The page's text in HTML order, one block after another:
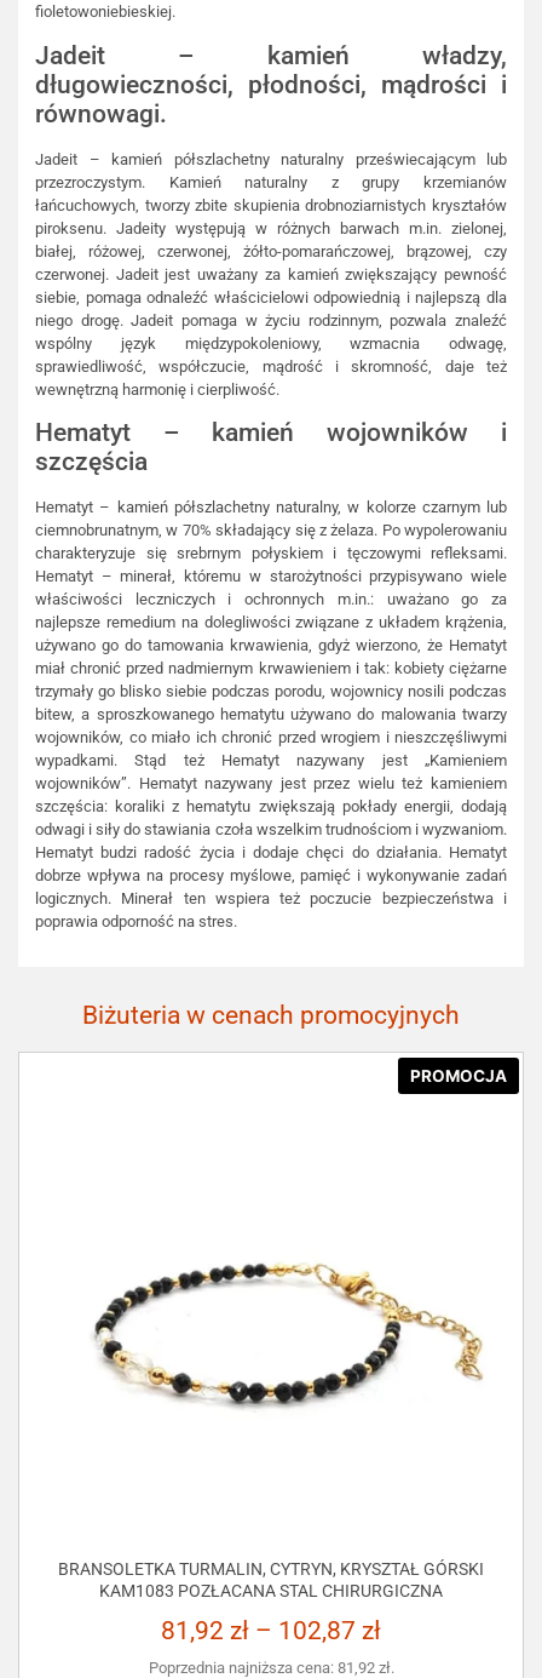
fioletowoniebieskiej.
Jadeit – kamień władzy,
długowieczności, płodności, mądrości i
równowagi.
Jadeit – kamień półszlachetny naturalny przeświecającym lub
przezroczystym. Kamień naturalny z grupy krzemianów
łańcuchowych, tworzy zbite skupienia drobnoziarnistych kryształów
piroksenu. Jadeity występują w różnych barwach m.in. zielonej,
białej, różowej, czerwonej, żółto-pomarańczowej, brązowej, czy
czerwonej. Jadeit jest uważany za kamień zwiększający pewność
siebie, pomaga odnaleźć właścicielowi odpowiednią i najlepszą dla
niego drogę. Jadeit pomaga w życiu rodzinnym, pozwala znaleźć
wspólny język międzypokoleniowy, wzmacnia odwagę,
sprawiedliwość, współczucie, mądrość i skromność, daje też
wewnętrzną harmonię i cierpliwość.
Hematyt – kamień wojowników i
szczęścia
Hematyt – kamień półszlachetny naturalny, w kolorze czarnym lub
ciemnobrunatnym, w 70% składający się z żelaza. Po wypolerowaniu
charakteryzuje się srebrnym połyskiem i tęczowymi refleksami.
Hematyt – minerał, któremu w starożytności przypisywano wiele
właściwości leczniczych i ochronnych m.in.: uważano go za
najlepsze remedium na dolegliwości związane z układem krążenia,
używano go do tamowania krwawienia, gdyż wierzono, że Hematyt
miał chronić przed nadmiernym krwawieniem i tak: kobiety ciężarne
trzymały go blisko siebie podczas porodu, wojownicy nosili podczas
bitew, a sproszkowanego hematytu używano do malowania twarzy
wojowników, co miało ich chronić przed wrogiem i nieszczęśliwymi
wypadkami. Stąd też Hematyt nazywany jest „Kamieniem
wojowników”. Hematyt nazywany jest przez wielu też kamieniem
szczęścia: koraliki z hematytu zwiększają pokłady energii, dodają
odwagi i siły do stawiania czoła wszelkim trudnościom i wyzwaniom.
Hematyt budzi radość życia i dodaje chęci do działania. Hematyt
dobrze wpływa na procesy myślowe, pamięć i wykonywanie zadań
logicznych. Minerał ten wspiera też poczucie bezpieczeństwa i
poprawia odporność na stres.
Biżuteria w cenach promocyjnych
PROMOCJA
BRANSOLETKA TURMALIN, CYTRYN, KRYSZTAŁ GÓRSKI
KAM1083 POZŁACANA STAL CHIRURGICZNA
81,92 zł – 102,87 zł
Poprzednia najniższa cena: 81,92 zł.